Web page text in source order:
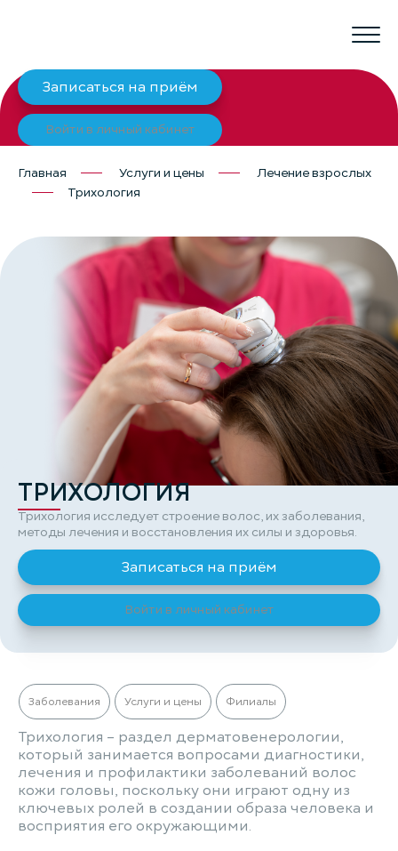
Записаться на приём
Войти в личный кабинет
Главная Услуги и цены
Лечение взрослых
Трихология
ТРИХОЛОГИЯ
Трихология исследует строение волос, их заболевания,
методы лечения и восстановления их силы и здоровья.
Записаться на приём
Войти в личный кабинет
Заболевания Услуги и цены Филиалы
Трихология – раздел дерматовенерологии,
который занимается вопросами диагностики,
лечения и профилактики заболеваний волос
кожи головы, поскольку они играют одну из
ключевых ролей в создании образа человека и
восприятия его окружающими.